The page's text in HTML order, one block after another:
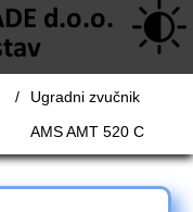
/
Ugradni zvučnik
AMS AMT 520 C